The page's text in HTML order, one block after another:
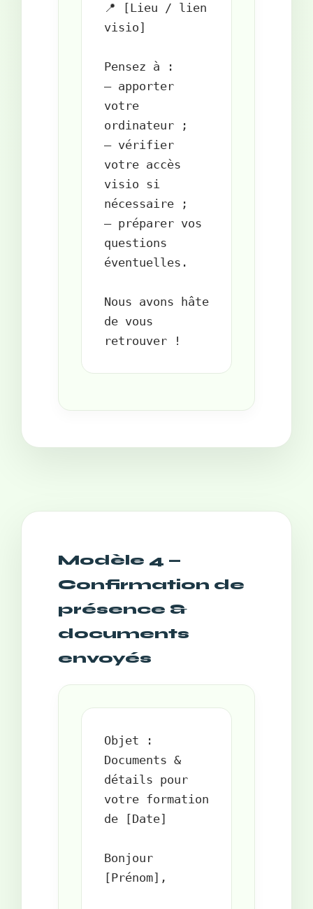
📍 [Lieu / lien
visio]
Pensez à :
– apporter
votre
ordinateur ;
– vérifier
votre accès
visio si
nécessaire ;
– préparer vos
questions
éventuelles.
Nous avons hâte
de vous
Modèle 4 —
Confirmation de
présence &
documents
envoyés
Objet :
Documents &
détails pour
votre formation
de [Date]
Bonjour
[Prénom],